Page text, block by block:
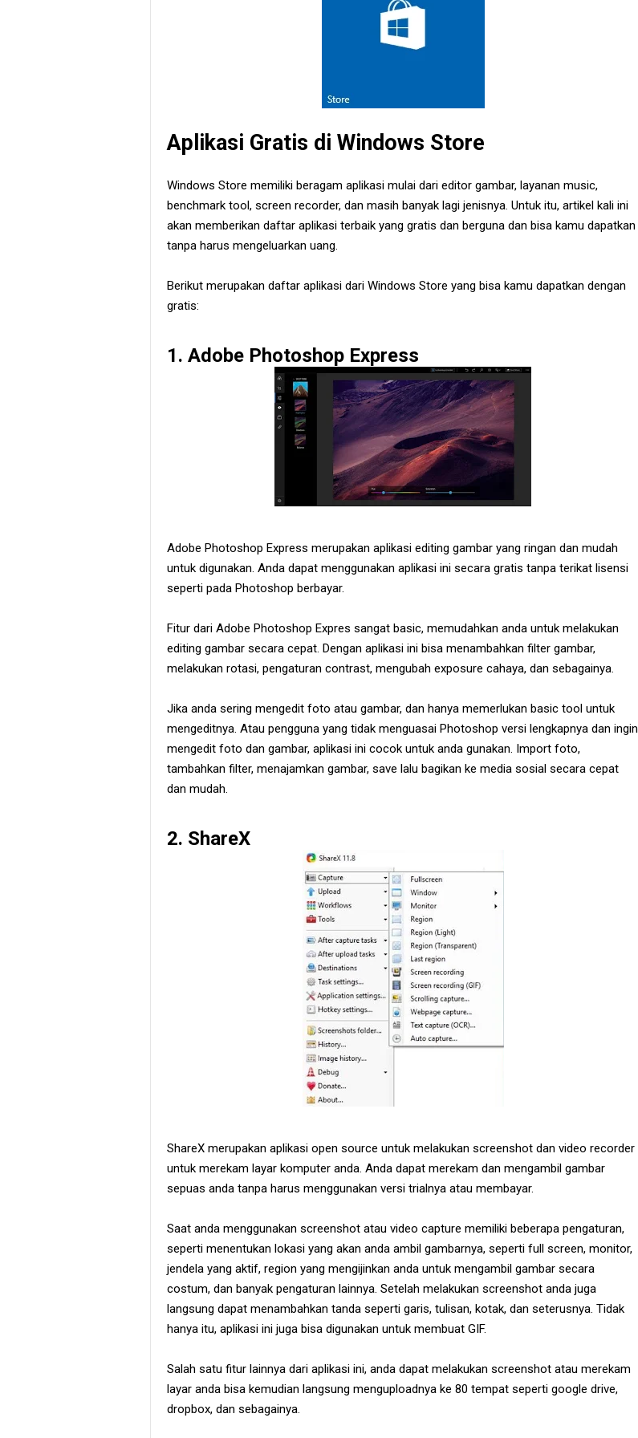
Aplikasi Gratis di Windows Store
Windows Store memiliki beragam aplikasi mulai dari editor gambar, layanan music,
benchmark tool, screen recorder, dan masih banyak lagi jenisnya. Untuk itu, artikel kali ini
akan memberikan daftar aplikasi terbaik yang gratis dan berguna dan bisa kamu dapatkan
tanpa harus mengeluarkan uang.
Berikut merupakan daftar aplikasi dari Windows Store yang bisa kamu dapatkan dengan
gratis:
1. Adobe Photoshop Express
Adobe Photoshop Express merupakan aplikasi editing gambar yang ringan dan mudah
untuk digunakan. Anda dapat menggunakan aplikasi ini secara gratis tanpa terikat lisensi
seperti pada Photoshop berbayar.
Fitur dari Adobe Photoshop Expres sangat basic, memudahkan anda untuk melakukan
editing gambar secara cepat. Dengan aplikasi ini bisa menambahkan filter gambar,
melakukan rotasi, pengaturan contrast, mengubah exposure cahaya, dan sebagainya.
Jika anda sering mengedit foto atau gambar, dan hanya memerlukan basic tool untuk
mengeditnya. Atau pengguna yang tidak menguasai Photoshop versi lengkapnya dan ingin
mengedit foto dan gambar, aplikasi ini cocok untuk anda gunakan. Import foto,
tambahkan filter, menajamkan gambar, save lalu bagikan ke media sosial secara cepat
dan mudah.
2. ShareX
ShareX merupakan aplikasi open source untuk melakukan screenshot dan video recorder
untuk merekam layar komputer anda. Anda dapat merekam dan mengambil gambar
sepuas anda tanpa harus menggunakan versi trialnya atau membayar.
Saat anda menggunakan screenshot atau video capture memiliki beberapa pengaturan,
seperti menentukan lokasi yang akan anda ambil gambarnya, seperti full screen, monitor,
jendela yang aktif, region yang mengijinkan anda untuk mengambil gambar secara
costum, dan banyak pengaturan lainnya. Setelah melakukan screenshot anda juga
langsung dapat menambahkan tanda seperti garis, tulisan, kotak, dan seterusnya. Tidak
hanya itu, aplikasi ini juga bisa digunakan untuk membuat GIF.
Salah satu fitur lainnya dari aplikasi ini, anda dapat melakukan screenshot atau merekam
layar anda bisa kemudian langsung menguploadnya ke 80 tempat seperti google drive,
dropbox, dan sebagainya.